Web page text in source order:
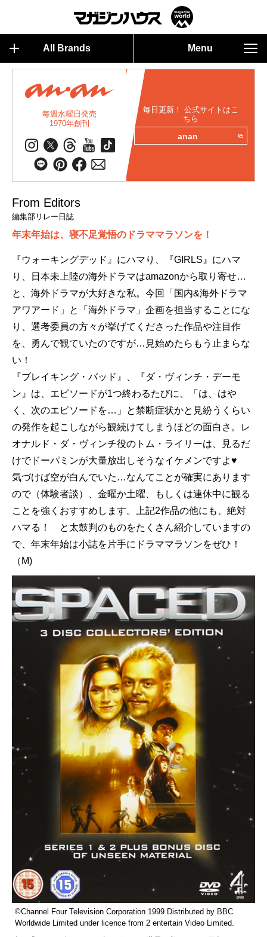
All Brands Menu
毎週水曜日発売
1970年創刊
毎日更新！ 公式サイトはこ
ちら
anan
From Editors
編集部リレー日誌
年末年始は、寝不足覚悟のドラママラソンを！
『ウォーキングデッド』にハマり、『GIRLS』にハマ
り、日本未上陸の海外ドラマはamazonから取り寄せ…
と、海外ドラマが大好きな私。今回「国内&海外ドラマ
アワアード」と「海外ドラマ」企画を担当することにな
り、選考委員の方々が挙げてくださった作品や注目作
を、勇んで観ていたのですが…見始めたらもう止まらな
い！
『ブレイキング・バッド』、『ダ・ヴィンチ・デーモ
ン』は、エピソードが1つ終わるたびに、「は、はや
く、次のエピソードを…」と禁断症状かと見紛うくらい
の発作を起こしながら観続けてしまうほどの面白さ。レ
オナルド・ダ・ヴィンチ役のトム・ライリーは、見るだ
けでドーパミンが大量放出しそうなイケメンですよ♥
気づけば空が白んでいた…なんてことが確実にあります
ので（体験者談）、金曜か土曜、もしくは連休中に観る
ことを強くおすすめします。上記2作品の他にも、絶対
ハマる！ と太鼓判のものをたくさん紹介していますの
で、年末年始は小誌を片手にドラママラソンをぜひ！
（M)
©Channel Four Television Corporation 1999 Distributed by BBC
Worldwide Limited under licence from 2 entertain Video Limited.